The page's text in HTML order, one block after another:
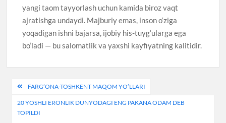
yangi taom tayyorlash uchun kamida biroz vaqt
ajratishga undaydi. Majburiy emas, inson o‘ziga
yoqadigan ishni bajarsa, ijobiy his-tuyg‘ularga ega
bo‘ladi — bu salomatlik va yaxshi kayfiyatning kalitidir.
Post
menyusi
FARG’ONA-TOSHKENT MAQOM YO’LLARI
20 YOSHLI ERONLIK DUNYODAGI ENG PAKANA ODAM DEB
TOPILDI